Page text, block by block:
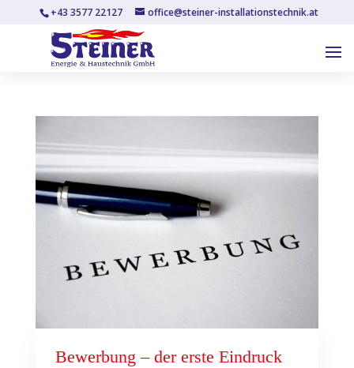
+43 3577 22127 office@steiner-installationstechnik.at
Bewerbung – der erste Eindruck